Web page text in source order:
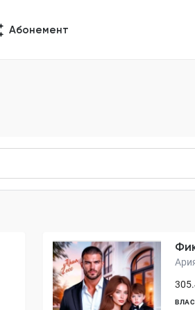
Абонемент